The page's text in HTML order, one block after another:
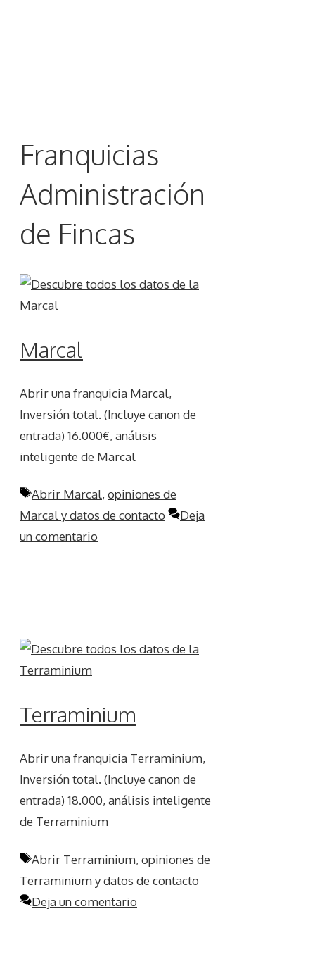
Franquicias
Administración
de Fincas
Marcal
Abrir una franquicia Marcal,
Inversión total. (Incluye canon de
entrada) 16.000€, análisis
inteligente de Marcal
Etiquetas
Abrir Marcal, opiniones de
Marcal y datos de contacto
Deja
un comentario
Terraminium
Abrir una franquicia Terraminium,
Inversión total. (Incluye canon de
entrada) 18.000, análisis inteligente
de Terraminium
Etiquetas
Abrir Terraminium, opiniones de
Terraminium y datos de contacto
Deja un comentario